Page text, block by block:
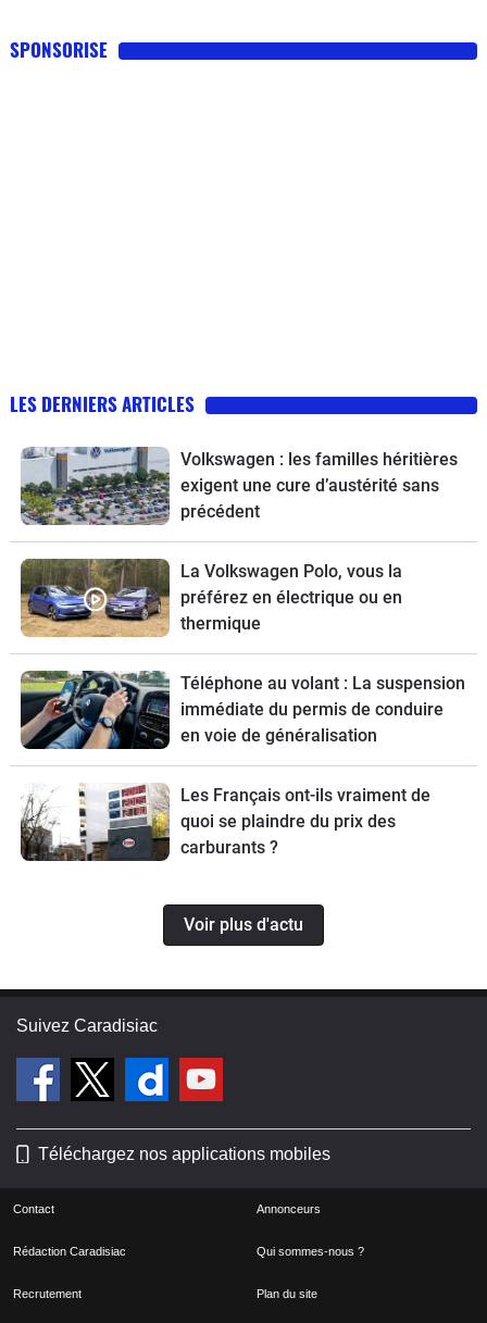
SPONSORISE
LES DERNIERS ARTICLES
Volkswagen : les familles héritières
exigent une cure d’austérité sans
précédent
La Volkswagen Polo, vous la
préférez en électrique ou en
thermique
Téléphone au volant : La suspension
immédiate du permis de conduire
en voie de généralisation
Les Français ont-ils vraiment de
quoi se plaindre du prix des
carburants ?
Voir plus d'actu
Suivez Caradisiac
Téléchargez nos applications mobiles
Contact Annonceurs
Rédaction Caradisiac Qui sommes-nous ?
Recrutement Plan du site